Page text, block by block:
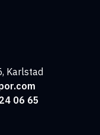
Karlstad
06 65